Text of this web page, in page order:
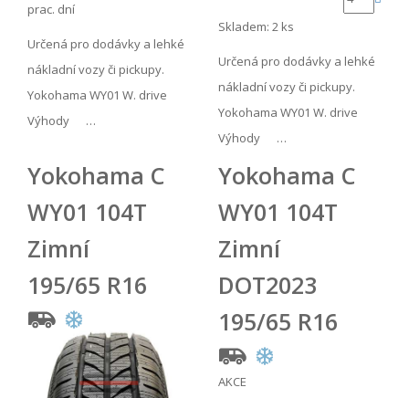
prac. dní
Určená pro dodávky a lehké
nákladní vozy či pickupy.
Yokohama WY01 W. drive
Výhody …
Skladem: 2 ks
Určená pro dodávky a lehké
nákladní vozy či pickupy.
Yokohama WY01 W. drive
Výhody …
Yokohama C
WY01 104T
Zimní
195/65 R16
Yokohama C
WY01 104T
Zimní
DOT2023
195/65 R16
AKCE